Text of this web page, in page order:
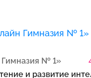
№ 1»
и развитие